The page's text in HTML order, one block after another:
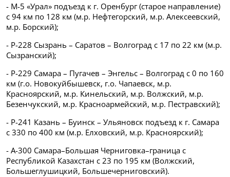
- М-5 «Урал» подъезд к г. Оренбург (старое направление)
с 94 км по 128 км (м.р. Нефтегорский, м.р. Алексеевский,
м.р. Борский);
- Р-228 Сызрань – Саратов – Волгоград с 17 по 22 км (м.р.
Сызранский);
- Р-229 Самара – Пугачев – Энгельс – Волгоград с 0 по 160
км (г.о. Новокуйбышевск, г.о. Чапаевск, м.р.
Красноярский, м.р. Кинельский, м.р. Волжский, м.р.
Безенчукский, м.р. Красноармейский, м.р. Пестравский);
- Р-241 Казань – Буинск – Ульяновск подъезд к г. Самара
с 330 по 400 км (м.р. Елховский, м.р. Красноярский);
- А-300 Самара–Большая Черниговка–граница с
Республикой Казахстан с 23 по 195 км (Волжский,
Большеглушицкий, Большечерниговский).